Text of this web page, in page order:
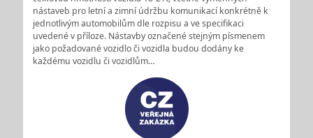
nástaveb pro letní a zimní údržbu komunikací konkrétně k
jednotlivým automobilům dle rozpisu a ve specifikaci
uvedené v příloze. Nástavby označené stejným písmenem
jako požadované vozidlo či vozidla budou dodány ke
každému vozidlu či vozidlům…